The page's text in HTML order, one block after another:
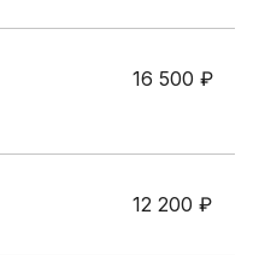
16 500 ₽
12 200 ₽